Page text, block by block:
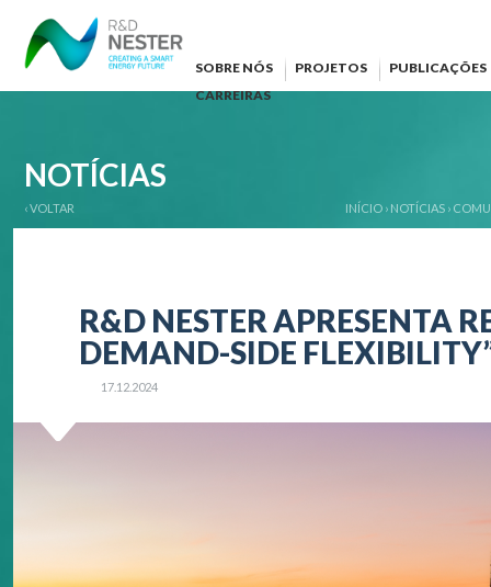
SOBRE NÓS PROJETOS
PUBLICAÇÕES
CARREIRAS
NOTÍCIAS
‹ VOLTAR INÍCIO › NOTÍCIAS ›
R&D NESTER APRESENTA
DEMAND-SIDE
17.12.2024